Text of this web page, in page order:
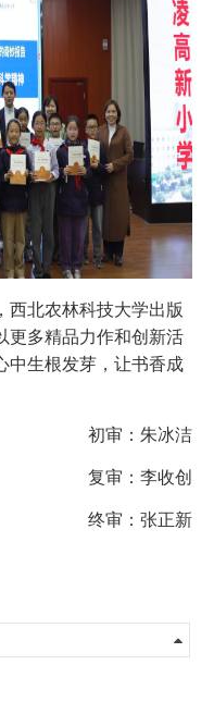
西北农林科技大学出版
更多精品力作和创新活
中生根发芽，让书香成
初审：朱冰洁
复审：李收创
终审：张正新